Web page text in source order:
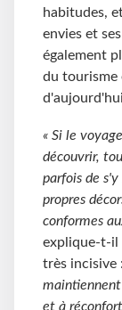
habitudes,
envies et
également
du tourisme
« Si le
découvrir,
parfois de
propres
conformes
explique-t-il
très incisive :
et à